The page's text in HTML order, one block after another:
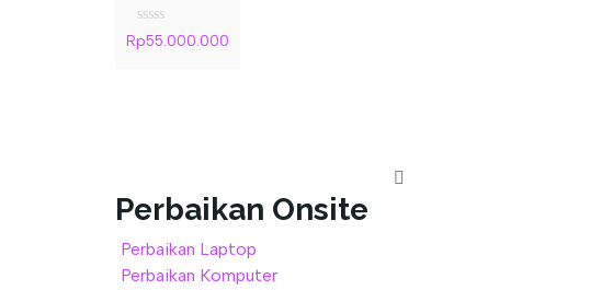
Rated
0
Rp55.000.000
Perbaikan Onsite
Perbaikan Laptop
Perbaikan Komputer